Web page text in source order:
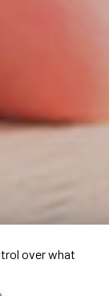
over what